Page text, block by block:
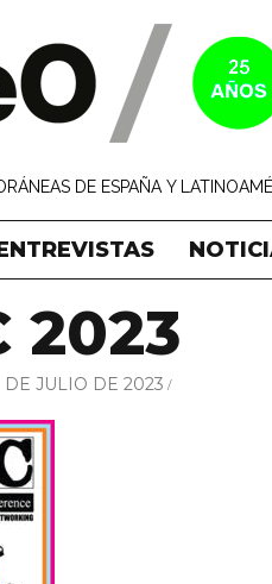
DE ESPAÑA Y
2023
DE JULIO DE 2023